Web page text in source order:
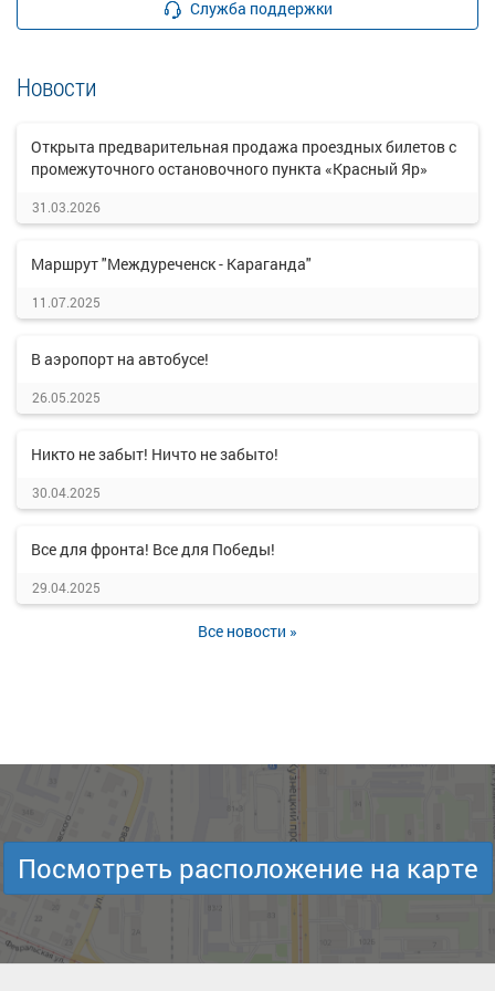
Служба поддержки
Новости
Открыта предварительная продажа проездных билетов с
промежуточного остановочного пункта «Красный Яр»
31.03.2026
Маршрут "Междуреченск - Караганда"
11.07.2025
В аэропорт на автобусе!
26.05.2025
Никто не забыт! Ничто не забыто!
30.04.2025
Все для фронта! Все для Победы!
29.04.2025
Все новости »
Посмотреть расположение на карте